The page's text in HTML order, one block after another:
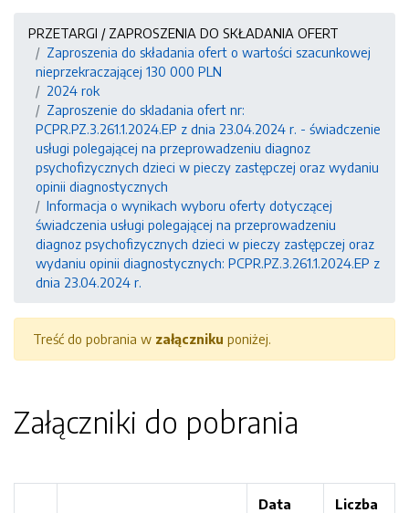
PRZETARGI / ZAPROSZENIA DO SKŁADANIA OFERT
Zaproszenia do składania ofert o wartości szacunkowej
nieprzekraczającej 130 000 PLN
2024 rok
Zaproszenie do skladania ofert nr:
PCPR.PZ.3.261.1.2024.EP z dnia 23.04.2024 r. - świadczenie
usługi polegającej na przeprowadzeniu diagnoz
psychofizycznych dzieci w pieczy zastępczej oraz wydaniu
opinii diagnostycznych
Informacja o wynikach wyboru oferty dotyczącej
świadczenia usługi polegającej na przeprowadzeniu
diagnoz psychofizycznych dzieci w pieczy zastępczej oraz
wydaniu opinii diagnostycznych: PCPR.PZ.3.261.1.2024.EP z
dnia 23.04.2024 r.
Treść do pobrania w załączniku poniżej.
Załączniki do pobrania
Data
Liczba